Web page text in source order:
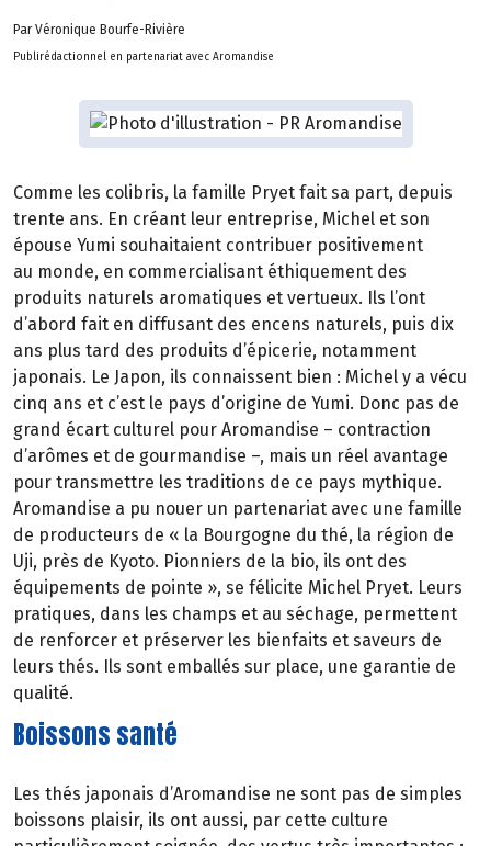
Par Véronique Bourfe-Rivière
Publirédactionnel en partenariat avec Aromandise
Comme les colibris, la famille Pryet fait sa part, depuis
trente ans. En créant leur entreprise, Michel et son
épouse Yumi souhaitaient contribuer positivement
au monde, en commercialisant éthiquement des
produits naturels aromatiques et vertueux. Ils l’ont
d’abord fait en diffusant des encens naturels, puis dix
ans plus tard des produits d’épicerie, notamment
japonais. Le Japon, ils connaissent bien : Michel y a vécu
cinq ans et c’est le pays d’origine de Yumi. Donc pas de
grand écart culturel pour Aromandise – contraction
d’arômes et de gourmandise –, mais un réel avantage
pour transmettre les traditions de ce pays mythique.
Aromandise a pu nouer un partenariat avec une famille
de producteurs de « la Bourgogne du thé, la région de
Uji, près de Kyoto. Pionniers de la bio, ils ont des
équipements de pointe », se félicite Michel Pryet. Leurs
pratiques, dans les champs et au séchage, permettent
de renforcer et préserver les bienfaits et saveurs de
leurs thés. Ils sont emballés sur place, une garantie de
qualité.
Boissons santé
Les thés japonais d’Aromandise ne sont pas de simples
boissons plaisir, ils ont aussi, par cette culture